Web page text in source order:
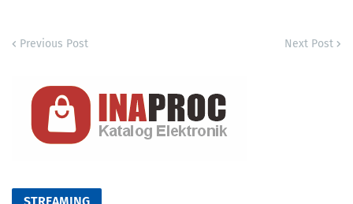
Previous Post Next Post